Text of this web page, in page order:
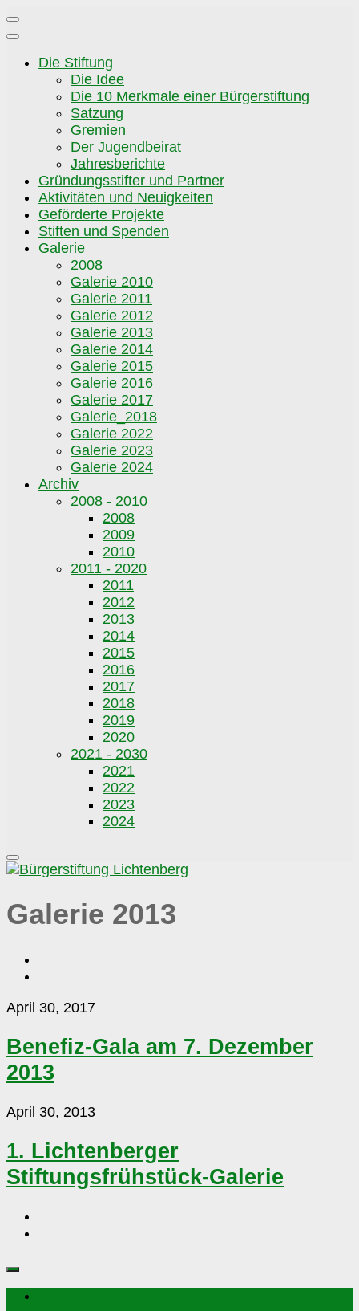
Zum
Inhalt
Die Stiftung
Die Idee
Die 10 Merkmale einer Bürgerstiftung
Satzung
Gremien
Der Jugendbeirat
Jahresberichte
Gründungsstifter und Partner
Aktivitäten und Neuigkeiten
Geförderte Projekte
Stiften und Spenden
Galerie
2008
Galerie 2010
Galerie 2011
Galerie 2012
Galerie 2013
Galerie 2014
Galerie 2015
Galerie 2016
Galerie 2017
Galerie_2018
Galerie 2022
Galerie 2023
Galerie 2024
Archiv
2008 - 2010
2008
2009
2010
2011 - 2020
2011
2012
2013
2014
2015
2016
2017
2018
2019
2020
2021 - 2030
2021
2022
2023
2024
Galerie 2013
Benefiz-
am
7.
Dezember
April 30, 2017
Benefiz-Gala am 7. Dezember
2013
1.
Stiftungsfrühstück-
Galerie
April 30, 2013
1. Lichtenberger
Stiftungsfrühstück-Galerie